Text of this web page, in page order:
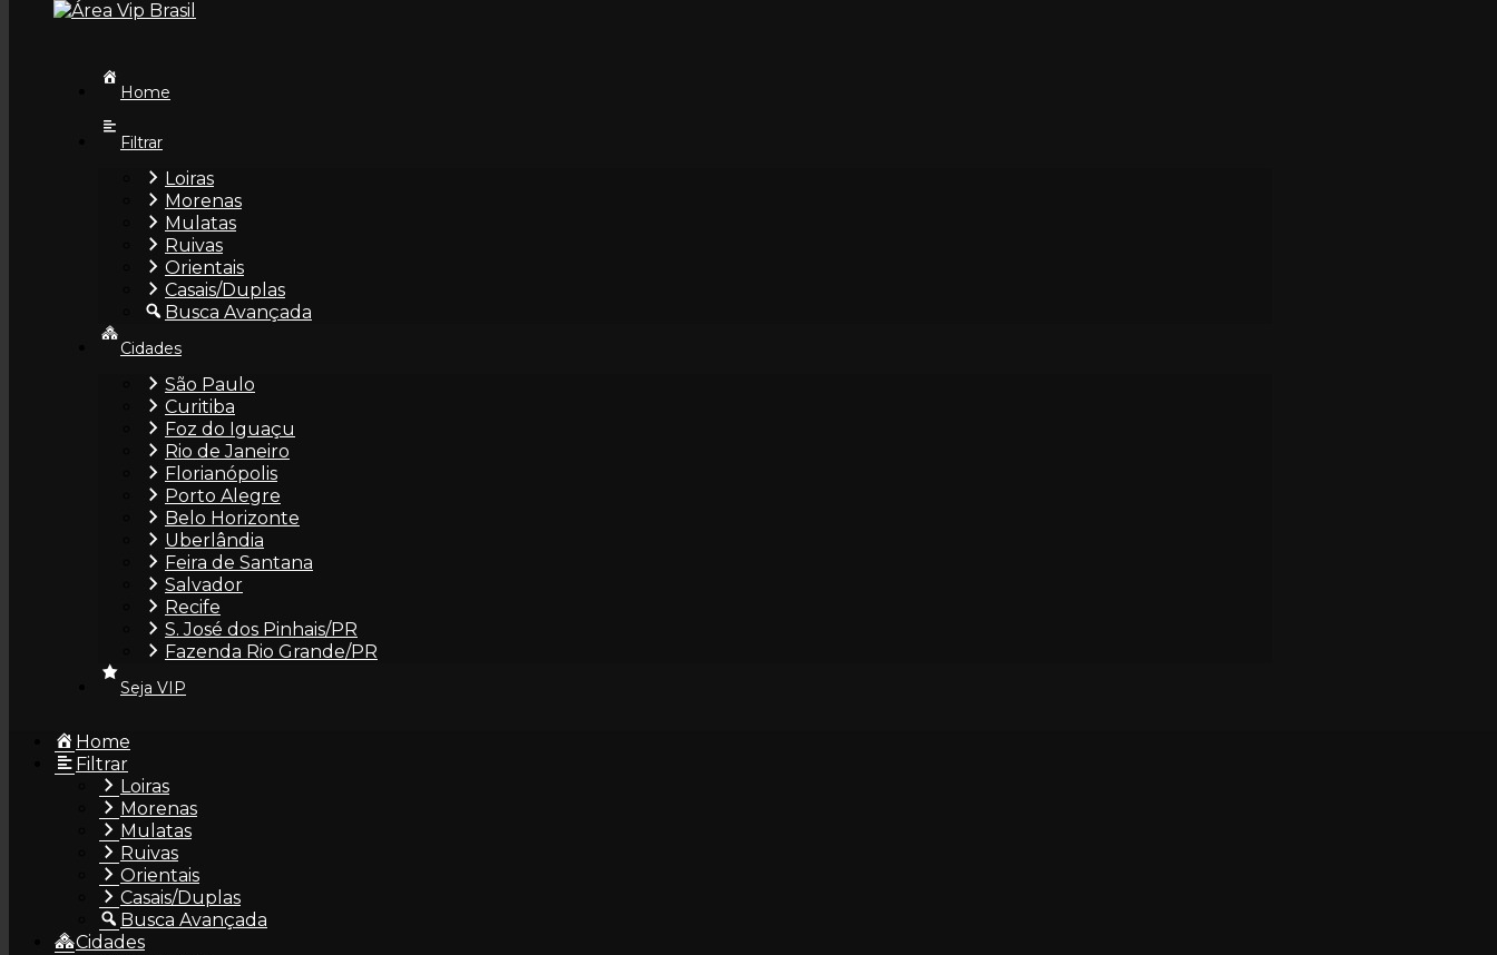
Home
Filtrar
Loiras
Morenas
Mulatas
Ruivas
Orientais
Casais/Duplas
Busca Avançada
Cidades
São Paulo
Curitiba
Foz do Iguaçu
Rio de Janeiro
Florianópolis
Porto Alegre
Belo Horizonte
Uberlândia
Feira de Santana
Salvador
Recife
S. José dos Pinhais/PR
Fazenda Rio Grande/PR
Seja VIP
Home
Filtrar
Loiras
Morenas
Mulatas
Ruivas
Orientais
Casais/Duplas
Busca Avançada
Cidades
Leticia
Idade